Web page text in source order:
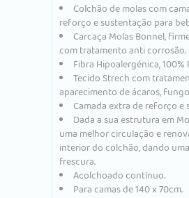
Colchão de molas com
reforço e sustentação para
Carcaça Molas Bonnel,
com tratamento anti corrosão.
Fibra Hipoalergénica, 100%
Tecido Strech com
aparecimento de ácaros,
Camada extra de reforço e
Dada a sua estrutura em
uma melhor circulação e
interior do colchão, dando
frescura.
Acolchoado contínuo.
Para camas de 140 x 70cm.